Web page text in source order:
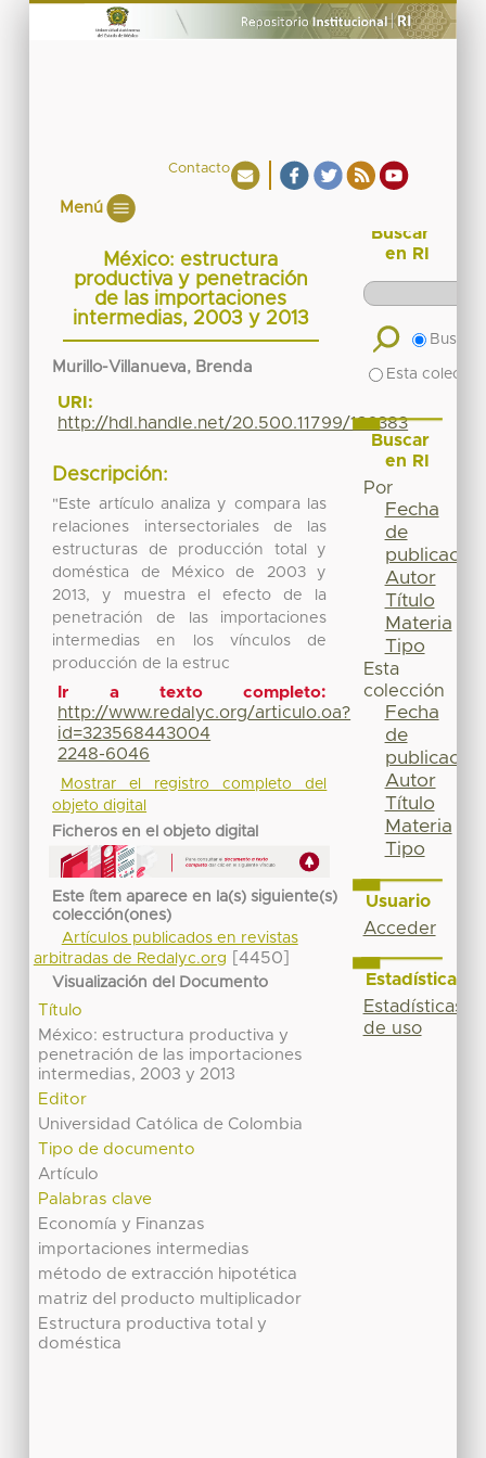
Contacto
Menú
México: estructura
productiva y penetración
de las importaciones
intermedias, 2003 y 2013
Murillo-Villanueva, Brenda
URI:
http://hdl.handle.net/20.500.11799/136383
Descripción:
"Este artículo analiza y compara las
relaciones intersectoriales de las
estructuras de producción total y
doméstica de México de 2003 y
2013, y muestra el efecto de la
penetración de las importaciones
intermedias en los vínculos de
producción de la estruc
Ir a texto completo:
http://www.redalyc.org/articulo.oa?
id=323568443004
2248-6046
Mostrar el registro completo del
objeto digital
Ficheros en el objeto digital
Este ítem aparece en la(s) siguiente(s)
colección(ones)
Artículos publicados en revistas
arbitradas de Redalyc.org
[4450]
Visualización del Documento
Título
México: estructura productiva y
penetración de las importaciones
intermedias, 2003 y 2013
Editor
Universidad Católica de Colombia
Tipo de documento
Artículo
Palabras clave
Economía y Finanzas
importaciones intermedias
método de extracción hipotética
matriz del producto multiplicador
Estructura productiva total y
doméstica
Buscar
en RI
Buscar
Esta
Buscar
en RI
Por
Fecha
de
publicación
Autor
Título
Materia
Tipo
Esta
colección
Fecha
de
publicación
Autor
Título
Materia
Tipo
Usuario
Acceder
Estadísticas
Estadísticas
de uso